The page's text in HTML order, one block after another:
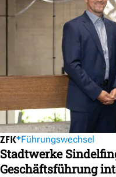
Führungswechsel
Stadtwerke
Geschäftsführung